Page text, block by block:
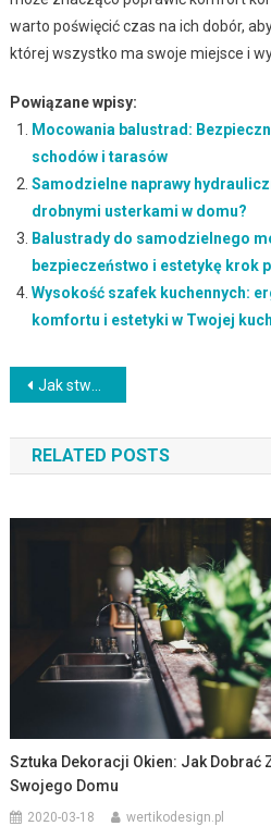
warto poświęcić czas na ich dobór,
której wszystko ma swoje miejsce i
Powiązane wpisy:
Mocowania balustrad:
schodów i tarasów
Samodzielne naprawy
drobnymi usterkami w domu?
Balustrady do samodzielnego
bezpieczeństwo i estetykę krok
Wysokość szafek kuchennych:
komfortu i estetyki w Twojej
Nawigacja
wpisu
Jak stworzyć przytulny kącik do pracy w domu: Komfort i inspiracja w jednym
RELATED POSTS
Sztuka Dekoracji Okien: Jak Dobrać
Swojego Domu
2020-03-18 wertikodesign.pl